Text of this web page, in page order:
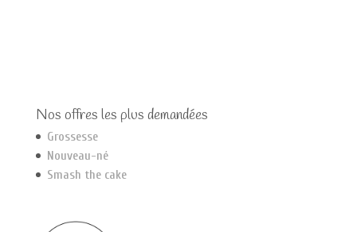
Nos offres les plus demandées
Grossesse
Nouveau-né
Smash the cake